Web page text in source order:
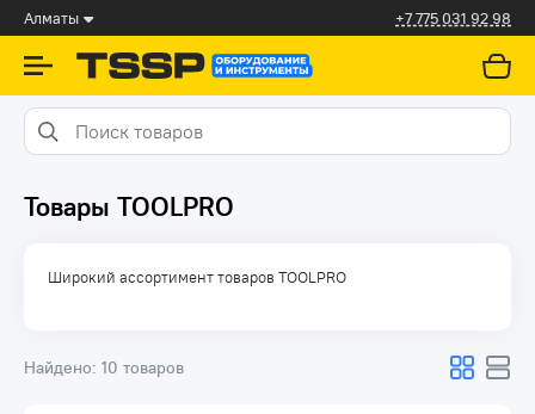
Алматы +7 775 031 92 98
Товары TOOLPRO
Широкий ассортимент товаров TOOLPRO
Найдено: 10 товаров